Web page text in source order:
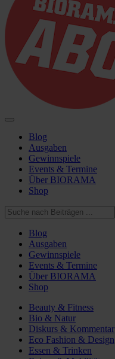
Blog
Ausgaben
Gewinnspiele
Events & Termine
Über BIORAMA
Shop
Blog
Ausgaben
Gewinnspiele
Events & Termine
Über BIORAMA
Shop
Beauty & Fitness
Bio & Natur
Diskurs & Kommentar
Eco Fashion & Design
Essen & Trinken